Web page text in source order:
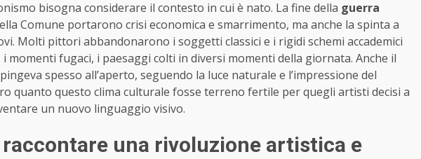
bisogna considerare il contesto in cui è nato. La fine della guerra
Comune portarono crisi economica e smarrimento, ma anche la spinta a
Molti pittori abbandonarono i soggetti classici e i rigidi schemi accademici
momenti fugaci, i paesaggi colti in diversi momenti della giornata. Anche il
spesso all’aperto, seguendo la luce naturale e l’impressione del
quanto questo clima culturale fosse terreno fertile per quegli artisti decisi a
un nuovo linguaggio visivo.
una rivoluzione artistica e